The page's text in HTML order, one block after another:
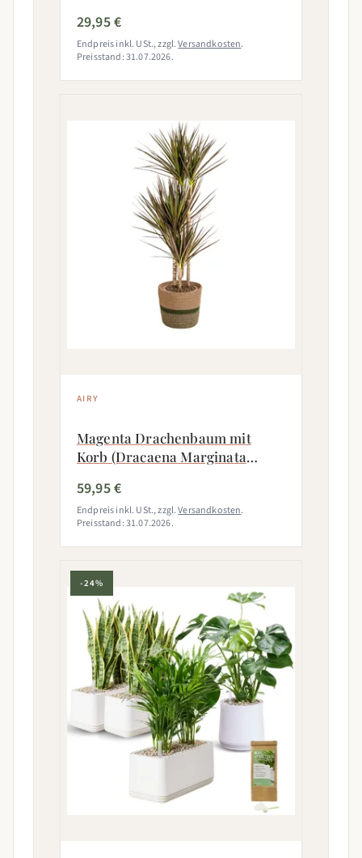
29,95 €
Endpreis inkl. USt., zzgl.Versandkosten.
Preisstand: 31.07.2026.
AIRY
Magenta Drachenbaum mit
Korb (Dracaena Marginata
59,95 €
Endpreis inkl. USt., zzgl.Versandkosten.
Preisstand: 31.07.2026.
-24%